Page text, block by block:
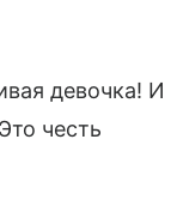
девочка! И
честь